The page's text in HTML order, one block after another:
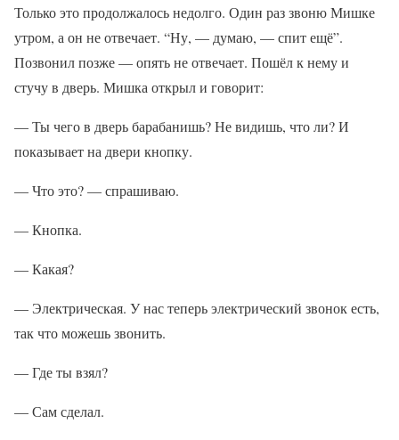
Только это продолжалось недолго. Один раз звоню Мишке
утром, а он не отвечает. “Ну, — думаю, — спит ещё”.
Позвонил позже — опять не отвечает. Пошёл к нему и
стучу в дверь. Мишка открыл и говорит:
— Ты чего в дверь барабанишь? Не видишь, что ли? И
показывает на двери кнопку.
— Что это? — спрашиваю.
— Кнопка.
— Какая?
— Электрическая. У нас теперь электрический звонок есть,
так что можешь звонить.
— Где ты взял?
— Сам сделал.